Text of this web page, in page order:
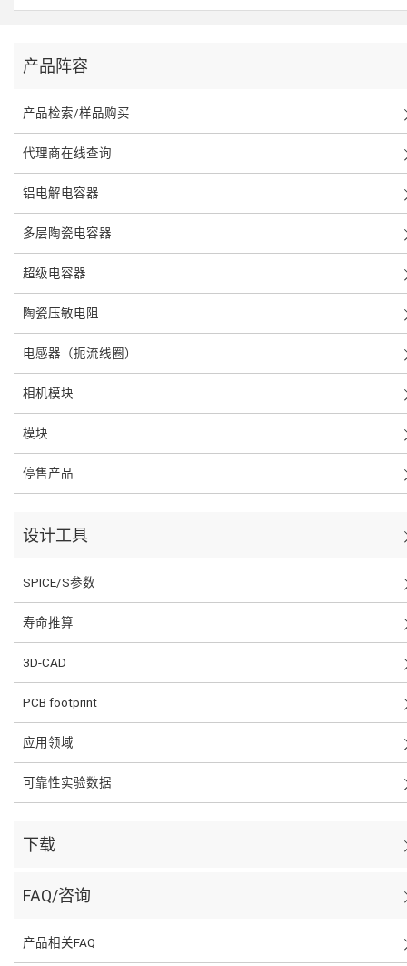
产品阵容
产品检索/样品购买
代理商在线查询
铝电解电容器
多层陶瓷电容器
超级电容器
陶瓷压敏电阻
电感器（扼流线圈）
相机模块
模块
停售产品
设计工具
SPICE/S参数
寿命推算
3D-CAD
PCB footprint
应用领域
可靠性实验数据
下载
FAQ/咨询
产品相关FAQ